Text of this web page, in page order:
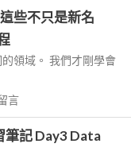
些不只是新名
領域。 我們才剛學會
言
筆記 Day3 Data